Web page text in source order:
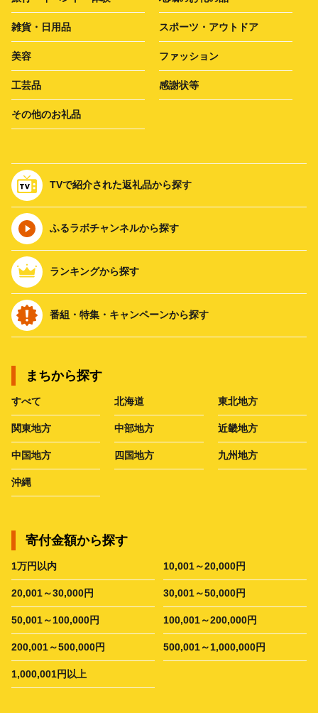
雑貨・日用品 スポーツ・アウトドア
美容 ファッション
工芸品 感謝状等
その他のお礼品
TVで紹介された返礼品から探す
ふるラボチャンネルから探す
ランキングから探す
番組・特集・キャンペーンから探す
まちから探す
すべて 北海道 東北地方
関東地方 中部地方 近畿地方
中国地方 四国地方 九州地方
沖縄
寄付金額から探す
1万円以内 10,001～20,000円
20,001～30,000円 30,001～50,000円
50,001～100,000円 100,001～200,000円
200,001～500,000円 500,001～1,000,000円
1,000,001円以上